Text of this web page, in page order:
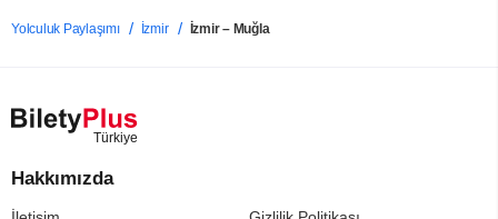
Yolculuk Paylaşımı İzmir İzmir – Muğla
Hakkımızda